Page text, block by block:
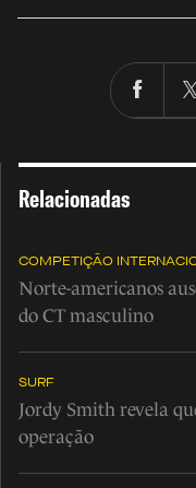
Relacionadas
COMPETIÇÃO
Norte-americanos
do CT masculino
SURF
Jordy Smith revela
operação